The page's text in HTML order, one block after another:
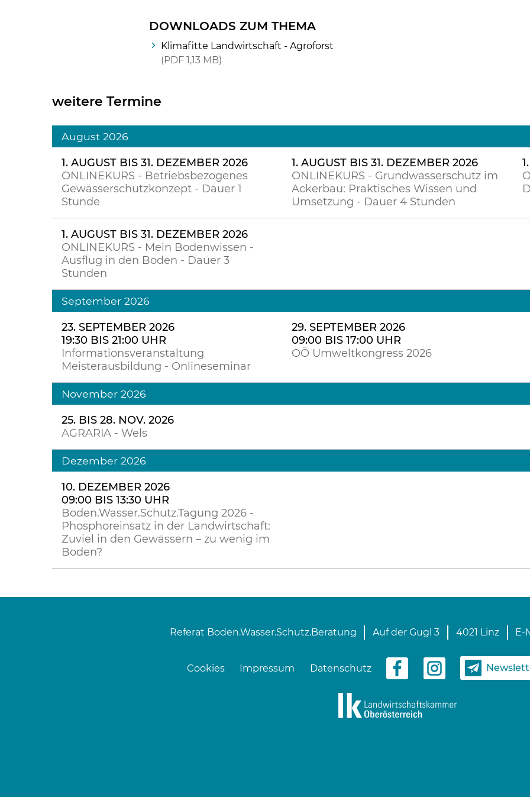
DOWNLOADS ZUM THEMA
Klimafitte Landwirtschaft - Agroforst
PDF 1,13 MB
weitere Termine
August 2026
1. AUGUST BIS 31. DEZEMBER 2026
ONLINEKURS - Betriebsbezogenes
Gewässerschutzkonzept - Dauer 1
Stunde
1. AUGUST BIS 31. DEZEMBER 2026
ONLINEKURS - Grundwasserschutz im
Ackerbau: Praktisches Wissen und
Umsetzung - Dauer 4 Stunden
1. AUGUST BIS 31. DEZEMBER 2026
ONLINEKURS - Mein Bodenwissen -
Ausflug in den Boden - Dauer 3
Stunden
September 2026
23. SEPTEMBER 2026
19:30 BIS 21:00 UHR
Informationsveranstaltung
Meisterausbildung - Onlineseminar
29. SEPTEMBER 2026
09:00 BIS 17:00 UHR
OÖ Umweltkongress 2026
November 2026
25. BIS 28. NOV. 2026
AGRARIA - Wels
Dezember 2026
10. DEZEMBER 2026
09:00 BIS 13:30 UHR
Boden.Wasser.Schutz.Tagung 2026 -
Phosphoreinsatz in der Landwirtschaft:
Zuviel in den Gewässern – zu wenig im
Boden?
Referat Boden.Wasser.Schutz.Beratung Auf der Gugl 3 4021 Linz E-
Cookies Impressum Datenschutz